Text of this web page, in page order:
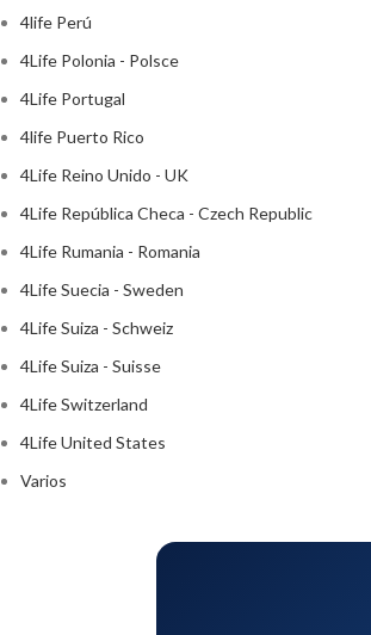
4life Perú
4Life Polonia - Polsce
4Life Portugal
4life Puerto Rico
4Life Reino Unido - UK
4Life República Checa - Czech Republic
4Life Rumania - Romania
4Life Suecia - Sweden
4Life Suiza - Schweiz
4Life Suiza - Suisse
4Life Switzerland
4Life United States
Varios